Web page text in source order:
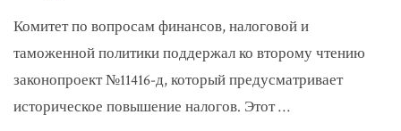
Комитет по вопросам финансов, налоговой и
таможенной политики поддержал ко второму чтению
законопроект №11416-д, который предусматривает
историческое повышение налогов. Этот …